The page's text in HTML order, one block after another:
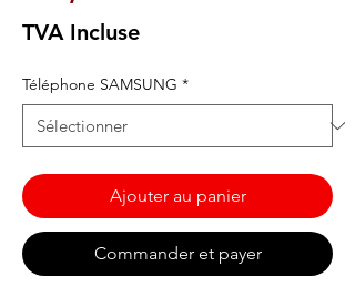
TVA Incluse
Téléphone SAMSUNG *
Ajouter au panier
Commander et payer